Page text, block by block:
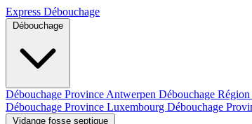
Express Débouchage
Débouchage Province Antwerpen Débouchage
Débouchage Province Luxembourg Débouchage